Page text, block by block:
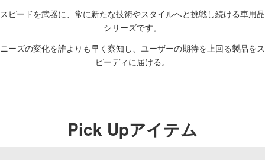
スピードを武器に、常に新たな技術やスタイルへと挑戦し続ける車用品
シリーズです。
ニーズの変化を誰よりも早く察知し、ユーザーの期待を上回る製品をス
ピーディに届ける。
Pick Upアイテム